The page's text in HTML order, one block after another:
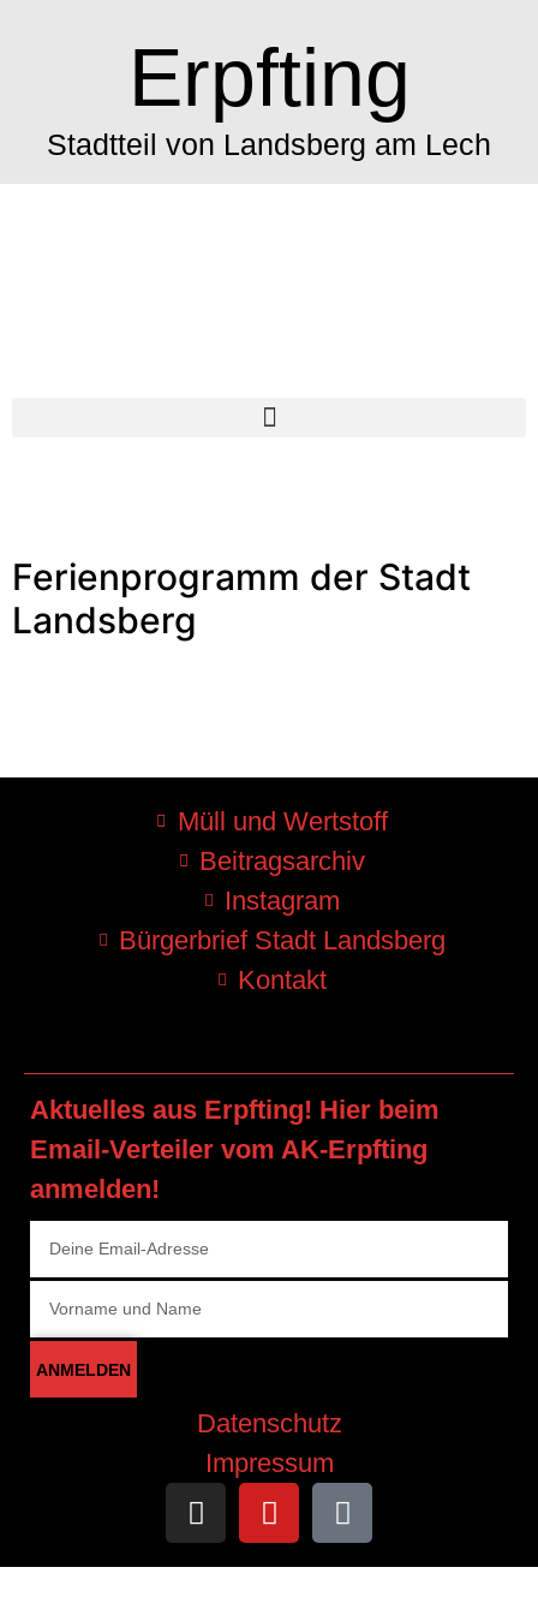
Erpfting
Stadtteil von Landsberg am Lech
Ferienprogramm der Stadt
Landsberg
Müll und Wertstoff
Beitragsarchiv
Instagram
Bürgerbrief Stadt Landsberg
Kontakt
Aktuelles aus Erpfting! Hier beim
Email-Verteiler vom AK-Erpfting
anmelden!
ANMELDEN
Datenschutz
Impressum